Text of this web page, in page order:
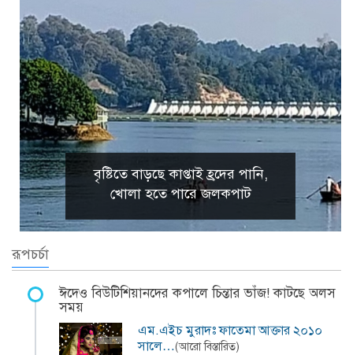
বৃষ্টিতে বাড়ছে কাপ্তাই হ্রদের পানি,
খোলা হতে পারে জলকপাট
রূপচর্চা
ঈদেও বিউটিশিয়ানদের কপালে চিন্তার ভাঁজ! কাটছে অলস
সময়
এম.এইচ মুরাদঃ ফাতেমা আক্তার ২০১০
সালে…(আরো বিস্তারিত)